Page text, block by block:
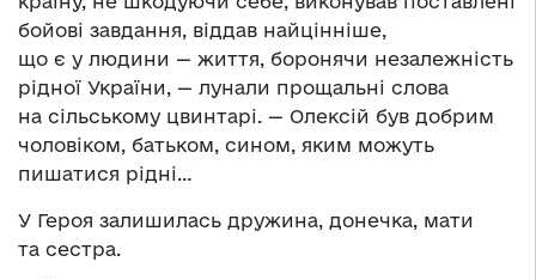
бойові завдання, віддав найцінніше,
що є у людини — життя, боронячи незалежність
рідної України, — лунали прощальні слова
на сільському цвинтарі. — Олексій був добрим
чоловіком, батьком, сином, яким можуть
пишатися рідні…
У Героя залишилась дружина, донечка, мати
та сестра.